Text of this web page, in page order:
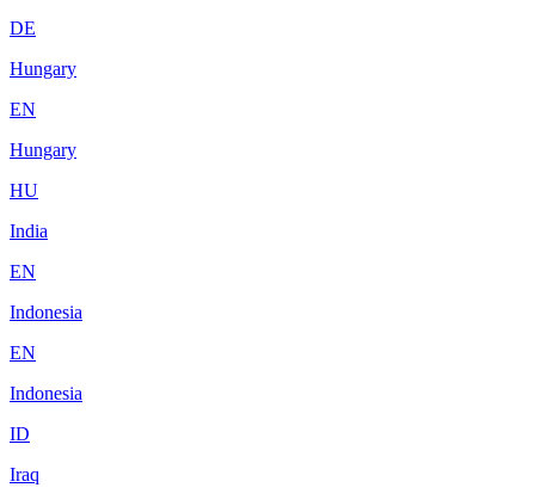
DE
Hungary
EN
Hungary
HU
India
EN
Indonesia
EN
Indonesia
ID
Iraq